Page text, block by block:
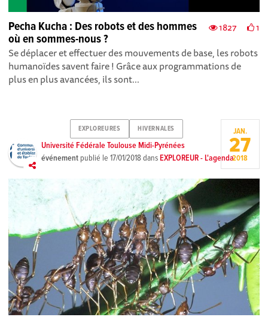
1827 1
Pecha Kucha : Des robots et des hommes
où en sommes-nous ?
Se déplacer et effectuer des mouvements de base, les robots
humanoïdes savent faire ! Grâce aux programmations de
plus en plus avancées, ils sont...
EXPLOREURES HIVERNALES
Université Fédérale Toulouse Midi-Pyrénées
événement publié le17/01/2018 dansEXPLOREUR - L'agenda
JAN.
27
2018